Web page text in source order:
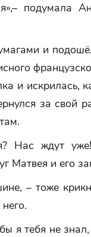
подумала
и
и искрилась,
за свой
Нас ждут
Матвея и его
– тоже
я тебя не